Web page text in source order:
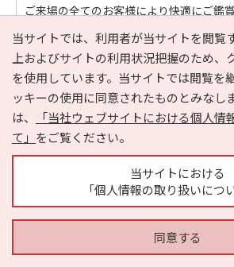
ご来場の全てのお客様により快適にご鑑
す。 お客様には趣旨をご理...
ビッグファン平和島
ビッグファン
東京都 京浜
当サイトでは、利用者が当サイトを閲覧
上およびサイトの利用状況把握のため、
を使用しています。当サイトでは閲覧を
ッキーの使用に同意されたものとみなし
は、
「当社ウェブサイトにおける個人情
て」 をご覧ください。
当サイトにおける
「個人情報の取り扱いにつ
同意する